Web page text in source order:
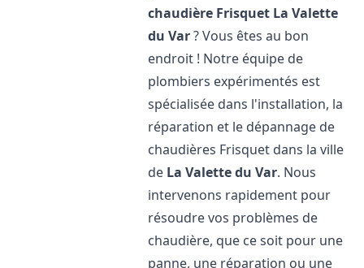
chaudière Frisquet La Valette
du Var? Vous êtes au bon
endroit ! Notre équipe de
plombiers expérimentés est
spécialisée dans l'installation, la
réparation et le dépannage de
chaudières Frisquet dans la ville
de La Valette du Var. Nous
intervenons rapidement pour
résoudre vos problèmes de
chaudière, que ce soit pour une
panne, une réparation ou une